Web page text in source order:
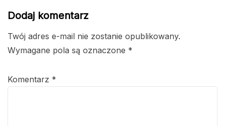
Dodaj komentarz
Twój adres e-mail nie zostanie opublikowany.
Wymagane pola są oznaczone *
Komentarz *